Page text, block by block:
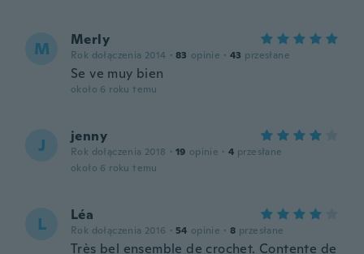
M Merly
Rok dołączenia 2014 · 83 opinie · 43 przesłane
Se ve muy bien
około 6 roku temu
J jenny
Rok dołączenia 2018 · 19 opinie · 4 przesłane
około 6 roku temu
L Léa
Rok dołączenia 2016 · 54 opinie · 8 przesłane
Très bel ensemble de crochet. Contente de